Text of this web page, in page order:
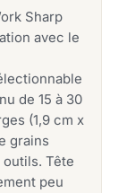
Sharp
avec le
de 15 à 30
(1,9 cm x
grains
Tête
peu